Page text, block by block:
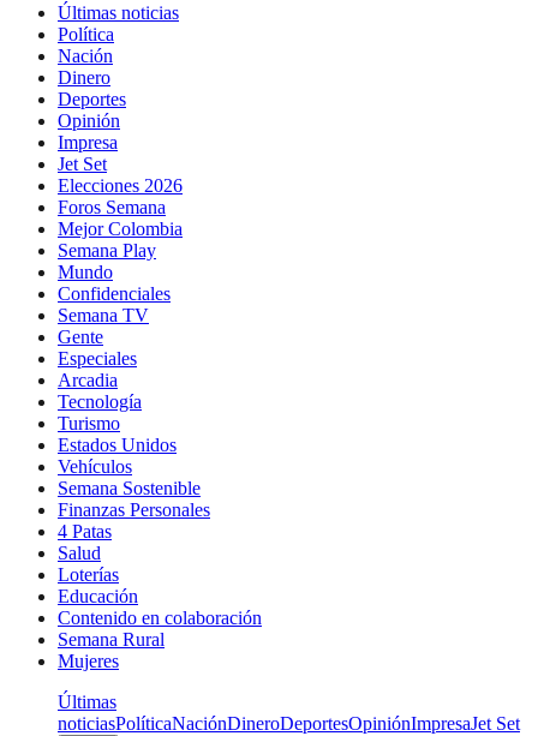
Últimas noticias
Política
Nación
Dinero
Deportes
Opinión
Impresa
Jet Set
Elecciones 2026
Foros Semana
Mejor Colombia
Semana Play
Mundo
Confidenciales
Semana TV
Gente
Especiales
Arcadia
Tecnología
Turismo
Estados Unidos
Vehículos
Semana Sostenible
Finanzas Personales
4 Patas
Salud
Loterías
Educación
Contenido en colaboración
Semana Rural
Mujeres
Últimas
noticiasPolíticaNaciónDineroDeportesOpiniónImpresaJet Set